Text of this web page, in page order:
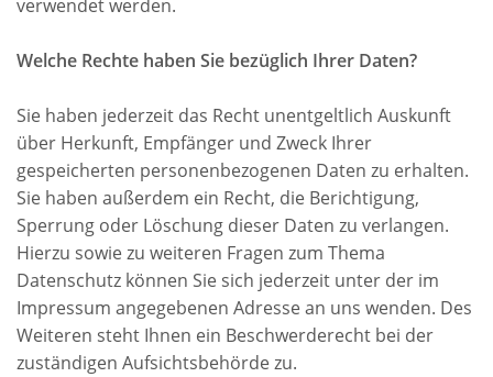
verwendet werden.
Welche Rechte haben Sie bezüglich Ihrer Daten?
Sie haben jederzeit das Recht unentgeltlich Auskunft
über Herkunft, Empfänger und Zweck Ihrer
gespeicherten personenbezogenen Daten zu erhalten.
Sie haben außerdem ein Recht, die Berichtigung,
Sperrung oder Löschung dieser Daten zu verlangen.
Hierzu sowie zu weiteren Fragen zum Thema
Datenschutz können Sie sich jederzeit unter der im
Impressum angegebenen Adresse an uns wenden. Des
Weiteren steht Ihnen ein Beschwerderecht bei der
zuständigen Aufsichtsbehörde zu.